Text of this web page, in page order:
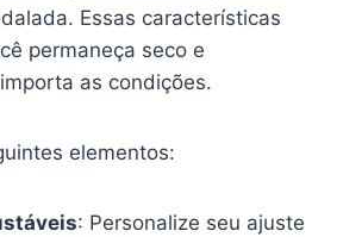
Essas características
permaneça seco e
as condições.
elementos:
: Personalize seu ajuste